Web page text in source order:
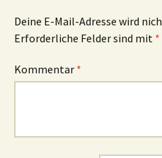
Deine E-Mail-Adresse wird
Erforderliche Felder sind mit *
Kommentar *